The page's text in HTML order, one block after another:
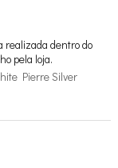
realizada dentro do
pela loja.
Pierre Silver